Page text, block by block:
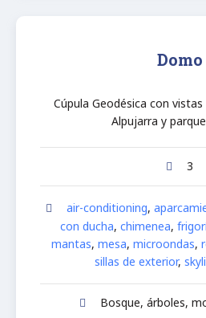
Domo
Cúpula Geodésica con
Alpujarra y
3
air-conditioning,
con ducha, chimenea,
mantas, mesa, microondas,
sillas de exterior,
Bosque, árboles,